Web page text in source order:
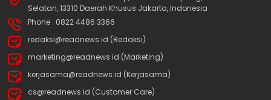
Selatan, 13310 Daerah Khusus Jakarta, Indonesia
Phone : 0822 4486 3366
redaksi@readnews.id (Redaksi)
marketing@readnews.id (Marketing)
kerjasama@readnews.id (Kerjasama)
cs@readnews.id (Customer Care)